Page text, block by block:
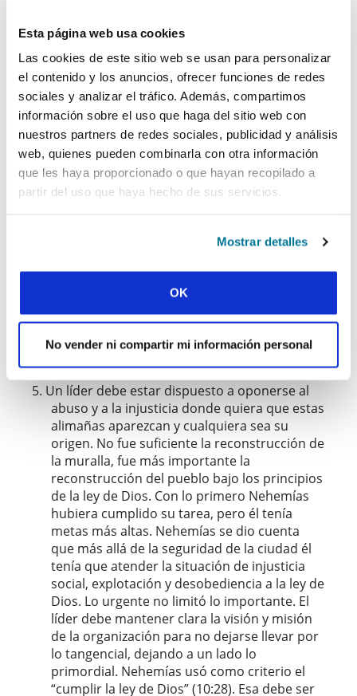
Esta página web usa cookies
Las cookies de este sitio web se usan para personalizar
el contenido y los anuncios, ofrecer funciones de redes
sociales y analizar el tráfico. Además, compartimos
información sobre el uso que haga del sitio web con
nuestros partners de redes sociales, publicidad y análisis
web, quienes pueden combinarla con otra información
que les haya proporcionado o que hayan recopilado a
partir del uso que haya hecho de sus servicios.
Mostrar detalles
OK
No vender ni compartir mi información personal
Debemos liderar con ejemplo, trabajando y
actuando al lado de los demás. Nehemías
nos deja el ejemplo de un líder que está
presente en la cotidianidad, que comparte
cada momento del devenir humano con su
pueblo. Diríamos que debemos ser líderes
encarnados en la realidad de nuestro pueblo.
Un liderazgo ausente o desde afuera, que
evita contacto permanente con la gente, al
final fracasa. El líder se invalida y el pueblo se
confunde. Nehemías se identificó con el
regresaron del exilio. Él no tuvo temor de
acercarse, de untarse las manos, ni de
mantenerse ocupado con el pueblo. Líderes
que se quieren mantener en las márgenes
con los gérmenes de la vida, ni respirar el
aire atroz en la calle, desaniman a los grupos
y al final apagan la llama de la misión.
Un líder debe estar dispuesto a oponerse al
abuso y a la injusticia donde quiera que estas
alimañas aparezcan y cualquiera sea su
origen. No fue suficiente la reconstrucción de
la muralla, fue más importante la
reconstrucción del pueblo bajo los principios
de la ley de Dios. Con lo primero Nehemías
hubiera cumplido su tarea, pero él tenía
metas más altas. Nehemías se dio cuenta
que más allá de la seguridad de la ciudad él
tenía que atender la situación de injusticia
social, explotación y desobediencia a la ley de
Dios. Lo urgente no limitó lo importante. El
líder debe mantener clara la visión y misión
de la organización para no dejarse llevar por
lo tangencial, dejando a un lado lo
primordial. Nehemías usó como criterio el
“cumplir la ley de Dios” (10:28). Esa debe ser